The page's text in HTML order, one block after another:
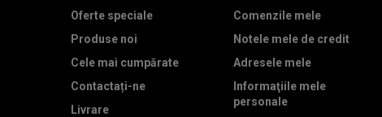
Oferte speciale
Produse noi
Cele mai cumpărate
Contactați-ne
Livrare
Comenzile mele
Notele mele de credit
Adresele mele
Informaţiile mele
personale